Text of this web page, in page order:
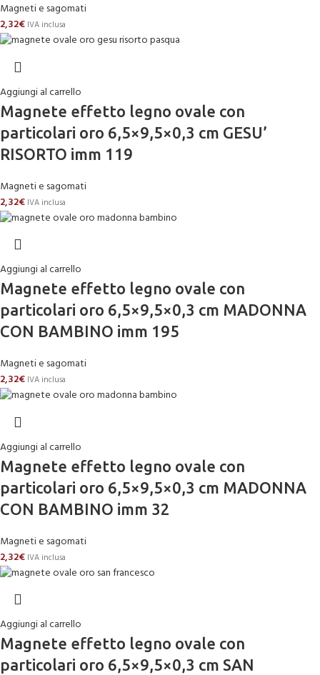
Magneti e sagomati
2,32€ IVA inclusa
Aggiungi al carrello
Magnete effetto legno ovale con
particolari oro 6,5×9,5×0,3 cm GESU’
RISORTO imm 119
Magneti e sagomati
2,32€ IVA inclusa
Aggiungi al carrello
Magnete effetto legno ovale con
particolari oro 6,5×9,5×0,3 cm MADONNA
CON BAMBINO imm 195
Magneti e sagomati
2,32€ IVA inclusa
Aggiungi al carrello
Magnete effetto legno ovale con
particolari oro 6,5×9,5×0,3 cm MADONNA
CON BAMBINO imm 32
Magneti e sagomati
2,32€ IVA inclusa
Aggiungi al carrello
Magnete effetto legno ovale con
particolari oro 6,5×9,5×0,3 cm SAN